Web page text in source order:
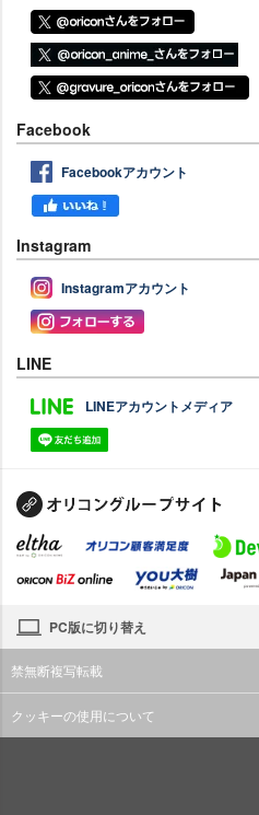
Facebook
Facebookアカウント
Instagram
Instagramアカウント
LINE
LINEアカウントメディア
PC版に切り替え
禁無断複写転載
クッキーの使用について